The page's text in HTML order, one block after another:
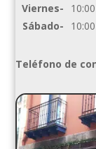
Viernes-
10:00
Sábado-
10:00
Teléfono de